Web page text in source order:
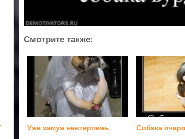
Смотрите также:
Уже замуж невтерпежь Собака